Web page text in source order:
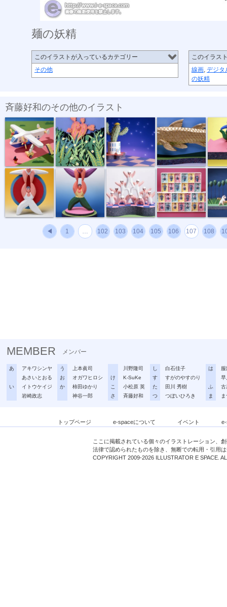
麺の妖精
このイラストが入っているカテゴリー
その他
このイラス
線画, デジタ
の妖精
斉藤好和のその他のイラスト
手紙書くから... サボテン01 サボテンの花
心はひとつ 飛び立つ心 人間ピラミッド 良い子の詰め... ラジ
◀ 1 … 102 103 104 105 106 107 108
MEMBER メンバー
あ
アキワシンヤ
あさいとおる
い
イトウケイジ
岩崎政志
う
上本眞司
お
オガワヒロシ
か
柿田ゆかり
神谷一郎
川野隆司
け
K-SuKe
こ
小松原 英
さ
斉藤好和
し
白石佳子
す
すがのやすのり
た
田川 秀樹
つ
つぼいひろき
は
早
ふ
古
ま
トップページ e-spaceについて イベント
ここに掲載されている個々のイラストレーション、
法律で認められたものを除き、無断での転用・引用
COPYRIGHT 2009-2026 ILLUSTRATOR E SPACE.